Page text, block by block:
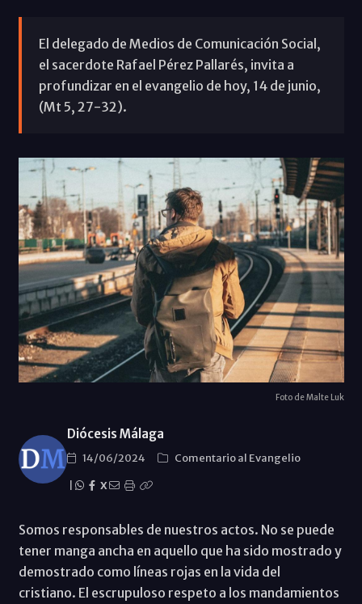
El delegado de Medios de Comunicación Social,
el sacerdote Rafael Pérez Pallarés, invita a
profundizar en el evangelio de hoy, 14 de junio,
(Mt 5, 27-32).
Foto de Malte Luk
Diócesis Málaga
14/06/2024
Comentario al Evangelio
X
Somos responsables de nuestros actos. No se puede
tener manga ancha en aquello que ha sido mostrado y
demostrado como líneas rojas en la vida del
cristiano. El escrupuloso respeto a los mandamientos